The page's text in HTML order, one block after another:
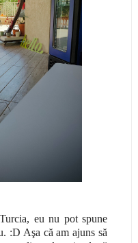
eu nu pot spune
:D Aşa că am ajuns să